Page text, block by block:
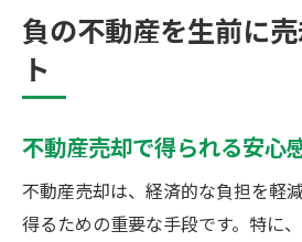
負の不動産を生前に
ト
不動産売却で得られる安心
不動産売却は、経済的な負担を軽
得るための重要な手段です。特に